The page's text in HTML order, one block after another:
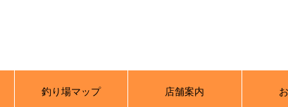
釣り場マップ 店舗案内